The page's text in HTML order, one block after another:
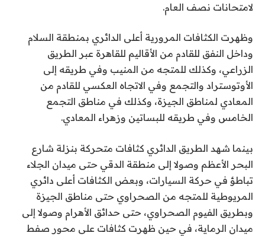
لامتحانات نصف العام.
وظهرت الكثافات المرورية أعلى الدائري بمنطقة السلام
وداخل النفق للقادم من الأقاليم للقاهرة عبر الطريق
الزراعي، وكذلك للمتجه من المنيب وفي طريقه إلى
الأوتوستراد والتجمع وفي الاتجاه العكسي للقادم من
المعادي لمناطق الجيزة، وكذلك في مناطق التجمع
الخامس وفي طريقه للبساتين وزهراء المعادي.
بينما شهد الطريق الدائري كثافات متحركة بنزلة شارع
البحر الأعظم وصولا إلى منطقة الدقي حتى ميدان الجلاء
تباطؤ في حركة السيارات، وبعض الكثافات أعلى دائري
المريوطية للمتجه من الصحراوي حتى مناطق الجيزة
وبطريق الفيوم الصحراوي، حتى حدائق الأهرام وصولا إلى
ميدان الرماية، في حين ظهرت كثافات على محور صفط